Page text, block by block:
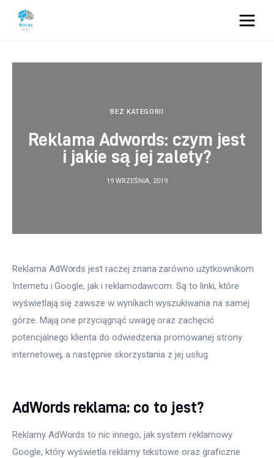
Dom i ogród
Więcej
BEZ KATEGORII
Reklama Adwords: czym jest
i jakie są jej zalety?
19 WRZEŚNIA, 2019
Reklama AdWords jest raczej znana zarówno użytkownikom
Internetu i Google, jak i reklamodawcom. Są to linki, które
wyświetlają się zawsze w wynikach wyszukiwania na samej
górze. Mają one przyciągnąć uwagę oraz zachęcić
potencjalnego klienta do odwiedzenia promowanej strony
internetowej, a następnie skorzystania z jej usług.
AdWords reklama: co to jest?
Reklamy AdWords to nic innego, jak system reklamowy
Google, który wyświetla reklamy tekstowe oraz graficzne